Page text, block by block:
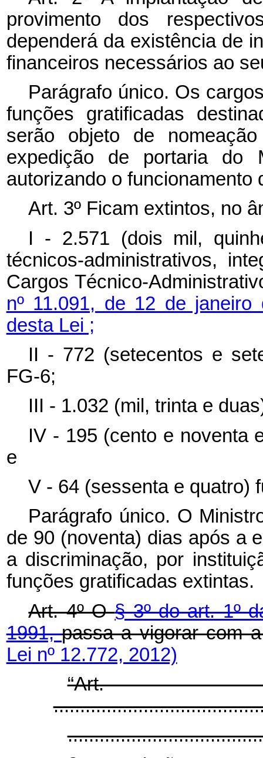
provimento dos
dependerá da existência de
financeiros necessários ao
Parágrafo único. Os
funções gratificadas
serão objeto de
expedição de portaria do
autorizando o funcionamento
Art. 3º Ficam extintos, no
I - 2.571 (dois mil,
técnicos-administrativos,
Cargos Técnico-
nº 11.091, de 12 de
desta Lei ;
II - 772 (setecentos e
FG-6;
III - 1.032 (mil, trinta e
IV - 195 (cento e noventa
e
V - 64 (sessenta e quatro)
Parágrafo único. O
de 90 (noventa) dias após a
a discriminação, por
funções gratificadas extintas.
Art. 4º O§ 3º do art. 1º
1991,passa a vigorar com
Lei nº 12.772, 2012)